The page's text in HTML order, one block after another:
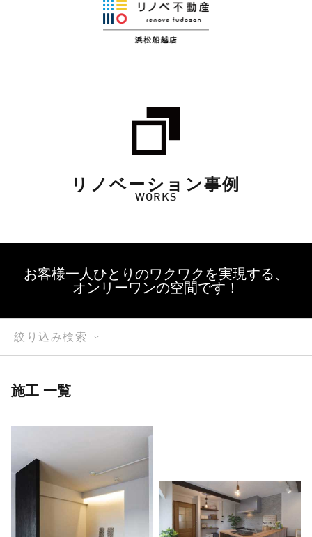
リノベーション事例
WORKS
お客様一人ひとりのワクワクを実現する、
オンリーワンの空間です！
絞り込み検索
施工 一覧